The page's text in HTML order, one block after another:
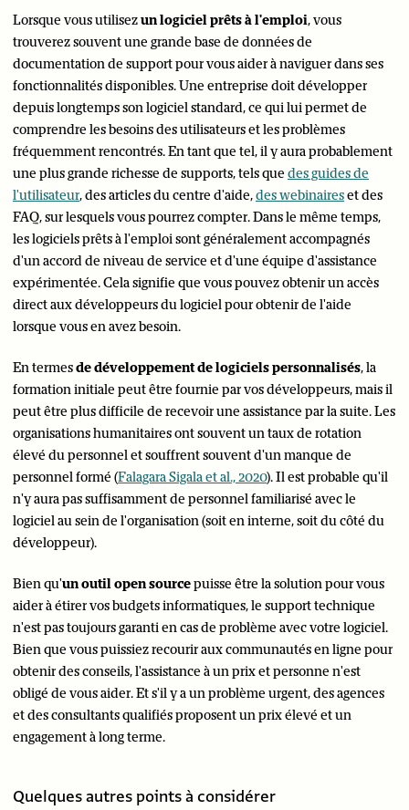
Lorsque vous utilisezun logiciel prêts à l'emploi, vous
trouverez souvent une grande base de données de
documentation de support pour vous aider à naviguer dans ses
fonctionnalités disponibles. Une entreprise doit développer
depuis longtemps son logiciel standard, ce qui lui permet de
comprendre les besoins des utilisateurs et les problèmes
fréquemment rencontrés. En tant que tel, il y aura probablement
une plus grande richesse de supports, tels que des guides de
l'utilisateur, des articles du centre d'aide,des webinaireset des
FAQ, sur lesquels vous pourrez compter. Dans le même temps,
les logiciels prêts à l'emploi sont généralement accompagnés
d'un accord de niveau de service et d'une équipe d'assistance
expérimentée. Cela signifie que vous pouvez obtenir un accès
direct aux développeurs du logiciel pour obtenir de l'aide
lorsque vous en avez besoin.
En termesde développement de logiciels personnalisés, la
formation initiale peut être fournie par vos développeurs, mais il
peut être plus difficile de recevoir une assistance par la suite. Les
organisations humanitaires ont souvent un taux de rotation
élevé du personnel et souffrent souvent d'un manque de
personnel formé (Falagara Sigala et al., 2020). Il est probable qu'il
n'y aura pas suffisamment de personnel familiarisé avec le
logiciel au sein de l'organisation (soit en interne, soit du côté du
développeur).
Bien qu'un outil open sourcepuisse être la solution pour vous
aider à étirer vos budgets informatiques, le support technique
n'est pas toujours garanti en cas de problème avec votre logiciel.
Bien que vous puissiez recourir aux communautés en ligne pour
obtenir des conseils, l'assistance à un prix et personne n'est
obligé de vous aider. Et s'il y a un problème urgent, des agences
et des consultants qualifiés proposent un prix élevé et un
engagement à long terme.
Quelques autres points à considérer